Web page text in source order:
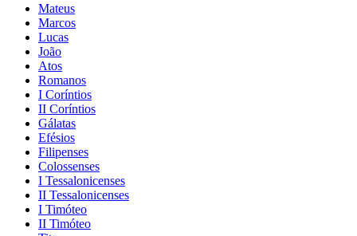
Mateus
Marcos
Lucas
João
Atos
Romanos
I Coríntios
II Coríntios
Gálatas
Efésios
Filipenses
Colossenses
I Tessalonicenses
II Tessalonicenses
I Timóteo
II Timóteo